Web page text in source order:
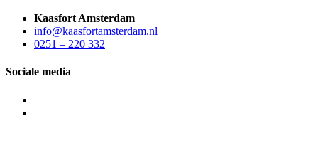
Kaasfort Amsterdam
info@kaasfortamsterdam.nl
0251 – 220 332
Sociale media